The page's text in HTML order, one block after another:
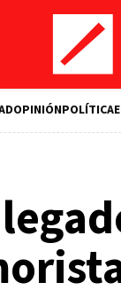
OPINIÓNPOLÍTICA